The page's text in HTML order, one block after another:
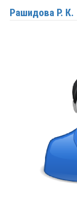
Рашидова Р. К.